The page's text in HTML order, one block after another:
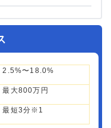
2.5%〜18.0%
最大800万円
最短3分※1